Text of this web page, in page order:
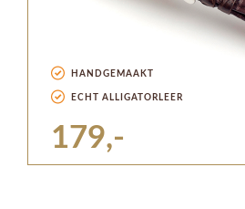
HANDGEMAAKT
ECHT ALLIGATORLEER
179,-